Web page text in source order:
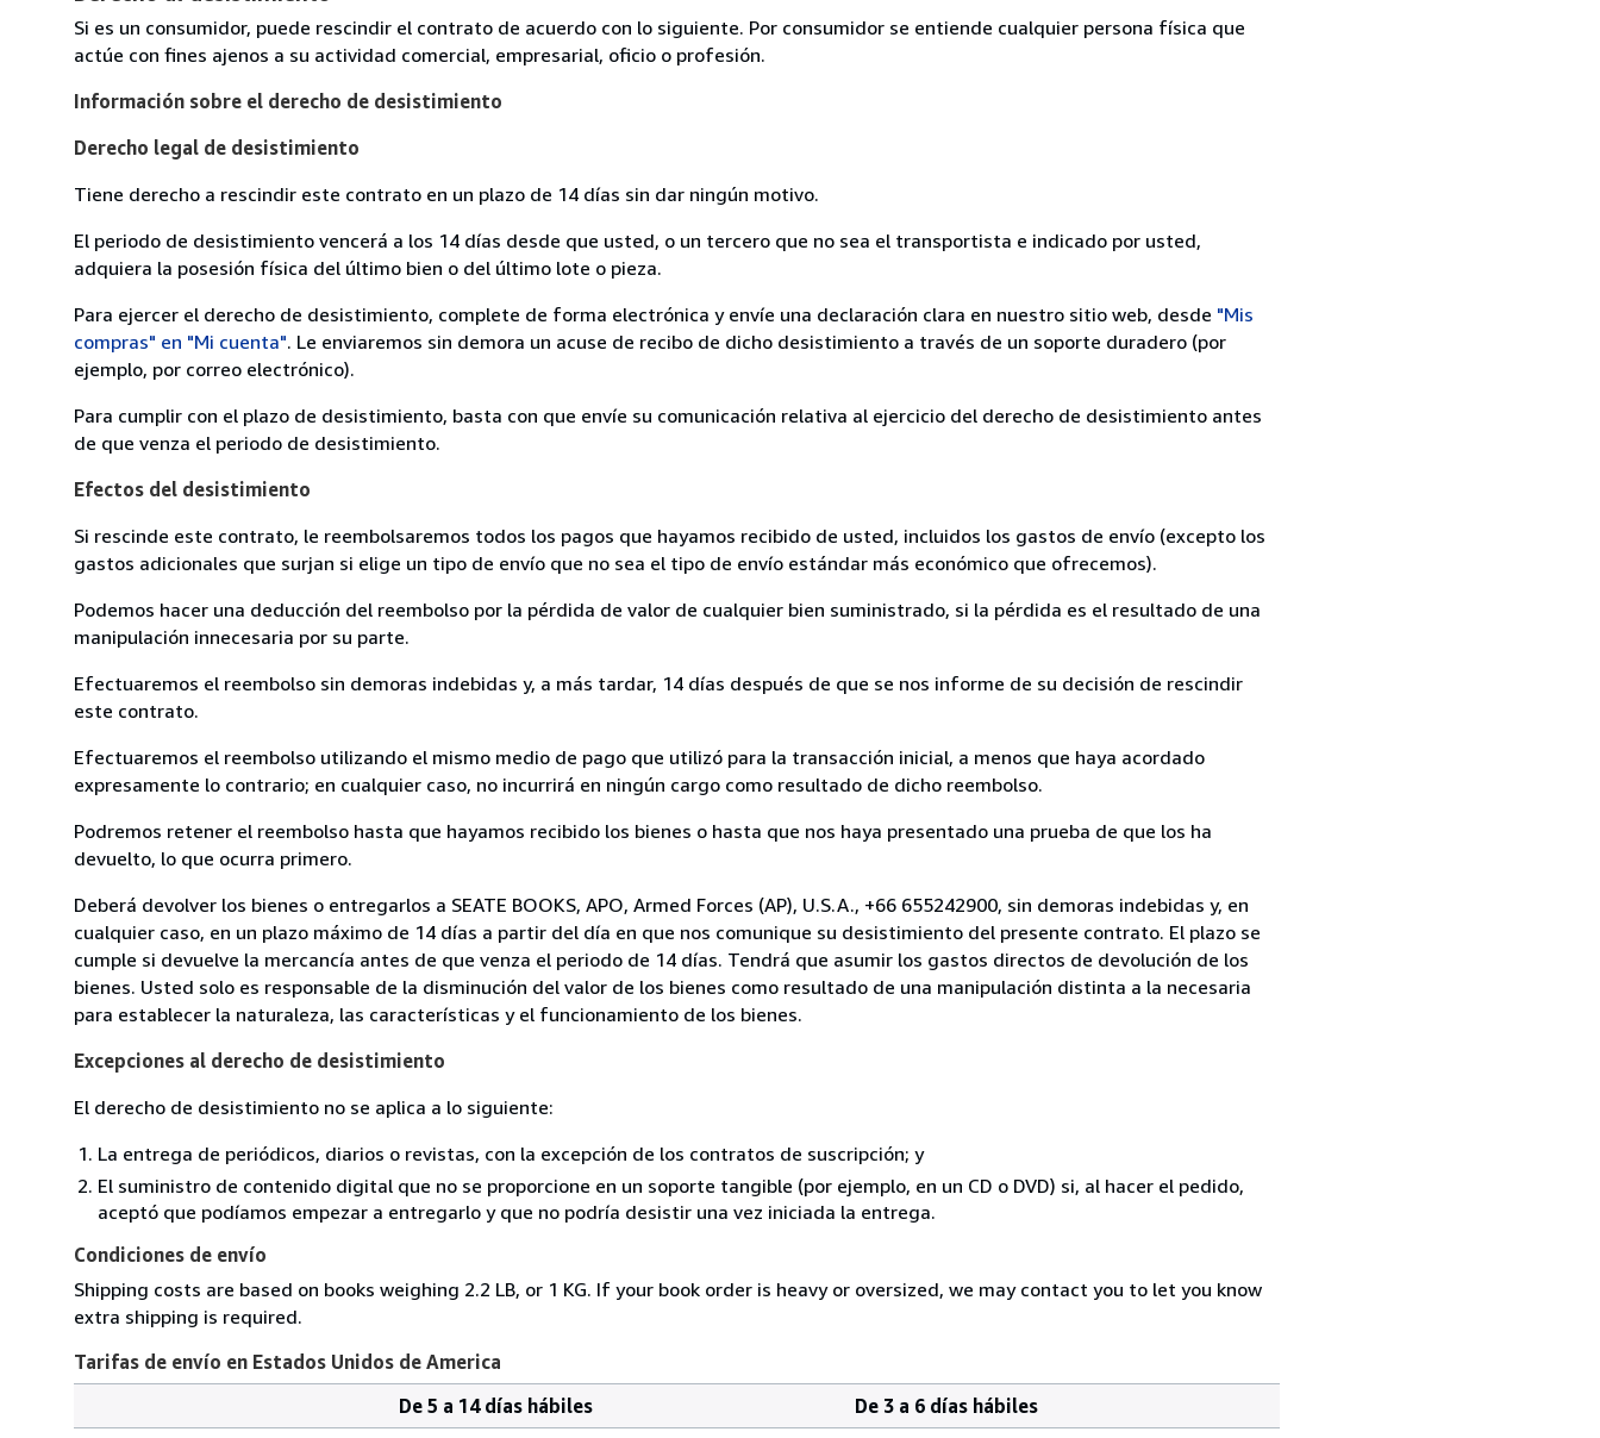
Si es un consumidor, puede rescindir el contrato de acuerdo con lo siguiente. Por consumidor se entiende cualquier persona física que
actúe con fines ajenos a su actividad comercial, empresarial, oficio o profesión.
Información sobre el derecho de desistimiento
Derecho legal de desistimiento
Tiene derecho a rescindir este contrato en un plazo de 14 días sin dar ningún motivo.
El periodo de desistimiento vencerá a los 14 días desde que usted, o un tercero que no sea el transportista e indicado por usted,
adquiera la posesión física del último bien o del último lote o pieza.
Para ejercer el derecho de desistimiento, complete de forma electrónica y envíe una declaración clara en nuestro sitio web, desde "Mis
compras" en "Mi cuenta". Le enviaremos sin demora un acuse de recibo de dicho desistimiento a través de un soporte duradero (por
ejemplo, por correo electrónico).
Para cumplir con el plazo de desistimiento, basta con que envíe su comunicación relativa al ejercicio del derecho de desistimiento antes
de que venza el periodo de desistimiento.
Efectos del desistimiento
Si rescinde este contrato, le reembolsaremos todos los pagos que hayamos recibido de usted, incluidos los gastos de envío (excepto los
gastos adicionales que surjan si elige un tipo de envío que no sea el tipo de envío estándar más económico que ofrecemos).
Podemos hacer una deducción del reembolso por la pérdida de valor de cualquier bien suministrado, si la pérdida es el resultado de una
manipulación innecesaria por su parte.
Efectuaremos el reembolso sin demoras indebidas y, a más tardar, 14 días después de que se nos informe de su decisión de rescindir
este contrato.
Efectuaremos el reembolso utilizando el mismo medio de pago que utilizó para la transacción inicial, a menos que haya acordado
expresamente lo contrario; en cualquier caso, no incurrirá en ningún cargo como resultado de dicho reembolso.
Podremos retener el reembolso hasta que hayamos recibido los bienes o hasta que nos haya presentado una prueba de que los ha
devuelto, lo que ocurra primero.
Deberá devolver los bienes o entregarlos a SEATE BOOKS, APO, Armed Forces (AP), U.S.A., +66 655242900, sin demoras indebidas y, en
cualquier caso, en un plazo máximo de 14 días a partir del día en que nos comunique su desistimiento del presente contrato. El plazo se
cumple si devuelve la mercancía antes de que venza el periodo de 14 días. Tendrá que asumir los gastos directos de devolución de los
bienes. Usted solo es responsable de la disminución del valor de los bienes como resultado de una manipulación distinta a la necesaria
para establecer la naturaleza, las características y el funcionamiento de los bienes.
Excepciones al derecho de desistimiento
El derecho de desistimiento no se aplica a lo siguiente:
La entrega de periódicos, diarios o revistas, con la excepción de los contratos de suscripción; y
El suministro de contenido digital que no se proporcione en un soporte tangible (por ejemplo, en un CD o DVD) si, al hacer el pedido,
aceptó que podíamos empezar a entregarlo y que no podría desistir una vez iniciada la entrega.
Condiciones de envío
Shipping costs are based on books weighing 2.2 LB, or 1 KG. If your book order is heavy or oversized, we may contact you to let you know
extra shipping is required.
Tarifas de envío en Estados Unidos de America
De 5 a 14 días hábiles
De 3 a 6 días hábiles